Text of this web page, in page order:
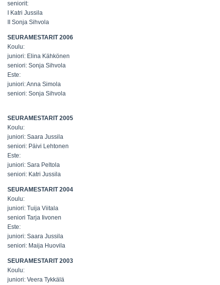
seniorit:
I Katri Jussila
II Sonja Sihvola
SEURAMESTARIT 2006
Koulu:
juniori: Elina Kähkönen
seniori: Sonja Sihvola
Este:
juniori: Anna Simola
seniori: Sonja Sihvola
SEURAMESTARIT 2005
Koulu:
juniori: Saara Jussila
seniori: Päivi Lehtonen
Este:
juniori: Sara Peltola
seniori: Katri Jussila
SEURAMESTARIT 2004
Koulu:
juniori: Tuija Viitala
seniori Tarja Iivonen
Este:
juniori: Saara Jussila
seniori: Maija Huovila
SEURAMESTARIT 2003
Koulu:
juniori: Veera Tykkälä